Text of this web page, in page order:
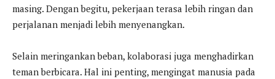
masing. Dengan begitu, pekerjaan terasa lebih ringan dan
perjalanan menjadi lebih menyenangkan.
Selain meringankan beban, kolaborasi juga menghadirkan
teman berbicara. Hal ini penting, mengingat manusia pada